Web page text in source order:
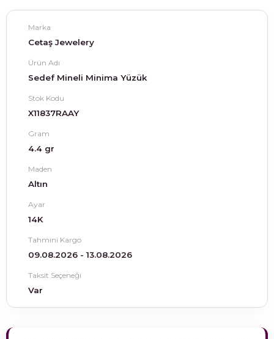
Marka
Cetaş Jewelery
Ürün Adı
Sedef Mineli Minima Yüzük
Stok Kodu
X11837RAAY
Gram
4.4 gr
Maden
Altın
Ayar
14K
Tahmini Kargo
09.08.2026 - 13.08.2026
Taksit Seçeneği
Var